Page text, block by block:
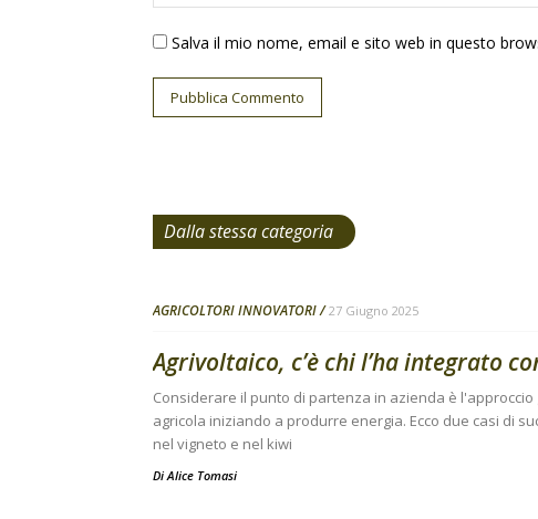
Salva il mio nome, email e sito web in questo
Dalla stessa categoria
AGRICOLTORI INNOVATORI 27 Giugno 2025
Agrivoltaico, c’è chi l’ha integrato
Considerare il punto di partenza in azienda è
agricola iniziando a produrre energia. Ecco due casi di
nel vigneto e nel kiwi
DiAlice Tomasi